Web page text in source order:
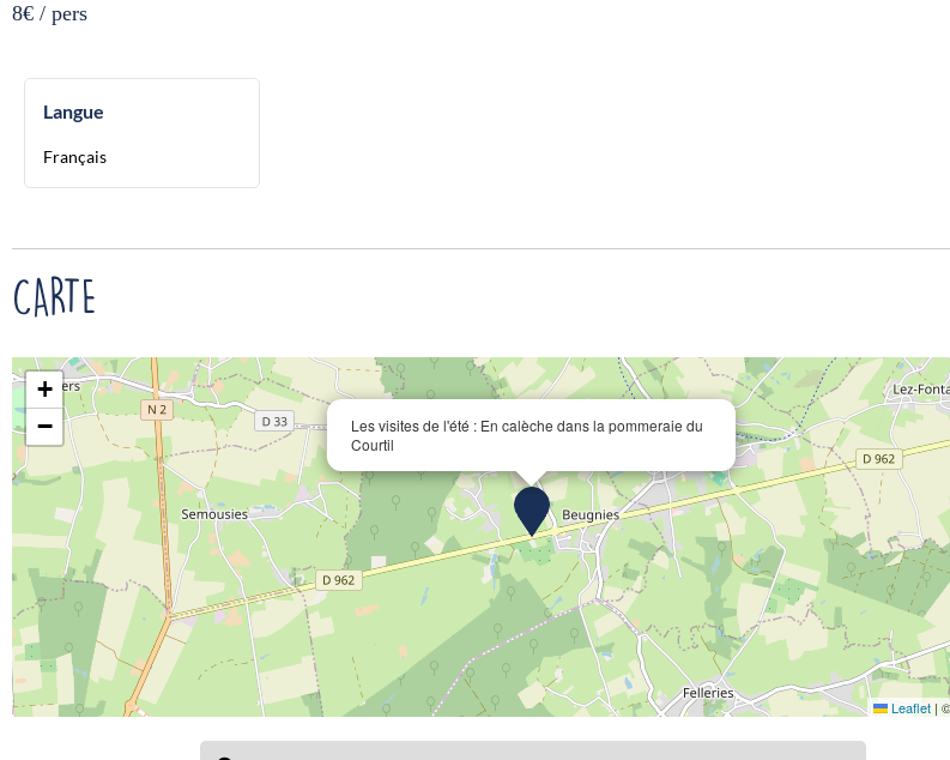
8€ / pers
Langue
Français
CARTE
Les visites de l'été : En calèche dans la pommeraie du
Courtil
+
−
Leaflet |